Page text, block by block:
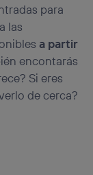
para
las
a partir
encontarás
Si eres
de cerca?